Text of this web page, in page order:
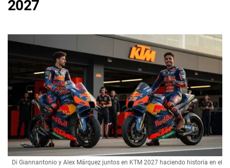
2027
Di Giannantonio y Alex Márquez juntos en KTM 2027 haciendo historia en el